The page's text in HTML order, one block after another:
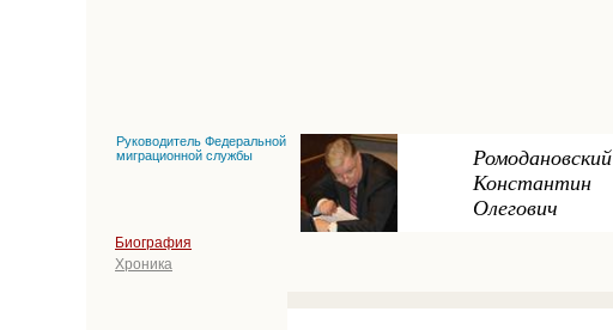
Руководитель Федеральной
миграционной службы
Ромодановский
Константин
Олегович
Биография
Хроника